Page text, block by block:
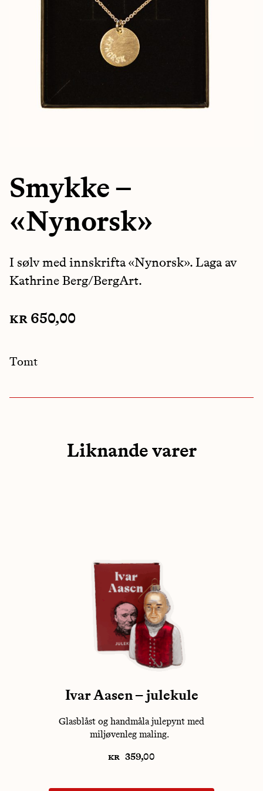
Smykke –
«Nynorsk»
I sølv med innskrifta «Nynorsk». Laga av
Kathrine Berg/BergArt.
kr 650,00
Tomt
Liknande varer
Ivar Aasen – julekule
Glasblåst og handmåla julepynt med
miljøvenleg maling.
kr 359,00